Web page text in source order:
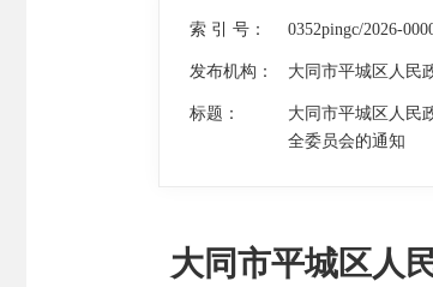
索 引 号： 0352pingc/2026-
发布机构： 大同市平城区人民
标题：
大同市平城区人民
全委员会的通知
大同市平城区人